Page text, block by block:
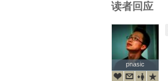
读者回应
pnasic
pnasic